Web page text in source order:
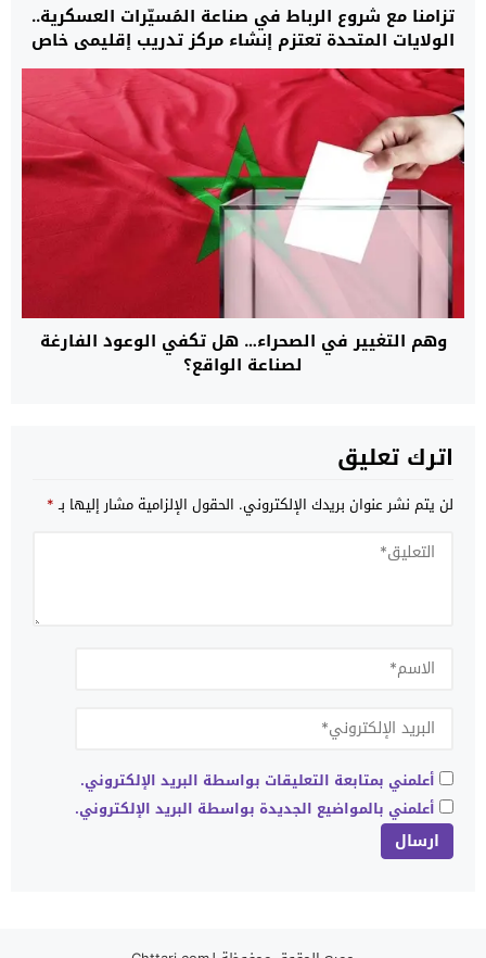
تزامنا مع شروع الرباط في صناعة المُسيّرات العسكرية..
الولايات المتحدة تعتزم إنشاء مركز تدريب إقليمي خاص
بـ”الدرون” في المغرب
وهم التغيير في الصحراء… هل تكفي الوعود الفارغة
لصناعة الواقع؟
اترك تعليق
لن يتم نشر عنوان بريدك الإلكتروني. الحقول الإلزامية مشار إليها بـ*
أعلمني بمتابعة التعليقات بواسطة البريد الإلكتروني.
أعلمني بالمواضيع الجديدة بواسطة البريد الإلكتروني.